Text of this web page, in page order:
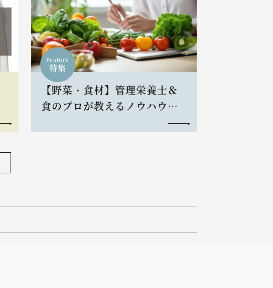
Feature
特集
【野菜・食材】管理栄養士＆
食のプロが教えるノウハウと